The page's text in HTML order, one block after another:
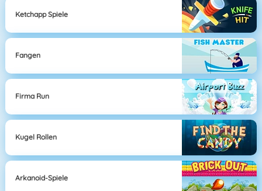
Ketchapp Spiele
Fangen
Firma Run
Kugel Rollen
Arkanoid-Spiele